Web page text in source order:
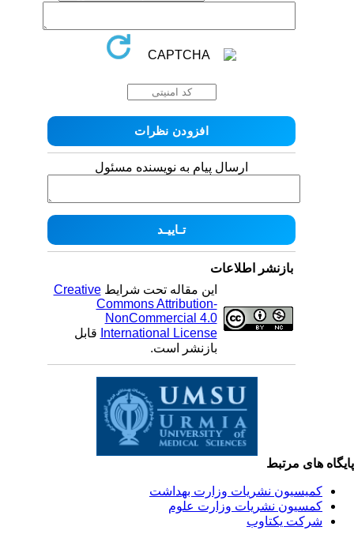
ارسال پیام به نویسنده مسئول
بازنشر اطلاعات
این مقاله تحت شرایطCreative
Commons Attribution-
NonCommercial 4.0
International Licenseقابل
بازنشر است.
های مرتبط
کمیسیون نشریات وزارت بهداشت
کمسیون نشریات وزارت علوم
شرکت یکتاوب